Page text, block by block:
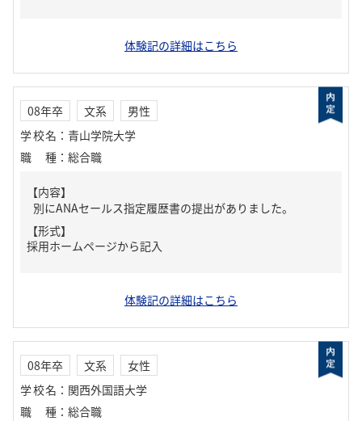
体験記の詳細はこちら
08年卒 文系
男性
学校名 ： 青山学院大学
職種 ： 総合職
【内容】
別にANAセールス指定履歴書の提出がありました。
【形式】
採用ホームページから記入
体験記の詳細はこちら
08年卒 文系
女性
学校名 ： 関西外国語大学
職種 ： 総合職